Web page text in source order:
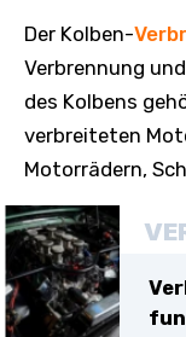
Der Kolben-
Verbrennung
des Kolbens
verbreiteten
Motorrädern,